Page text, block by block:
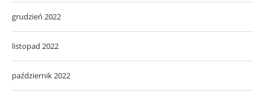
grudzień 2022
listopad 2022
październik 2022